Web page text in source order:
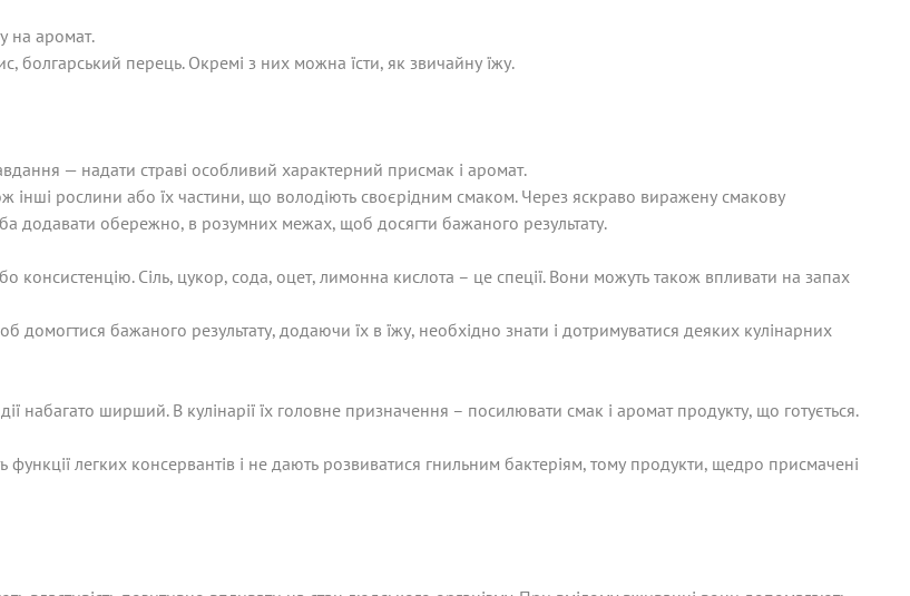
на аромат.
болгарський перець. Окремі з них можна їсти, як звичайну їжу.
— надати страві особливий характерний присмак і аромат.
рослини або їх частини, що володіють своєрідним смаком. Через яскраво виражену смакову
додавати обережно, в розумних межах, щоб досягти бажаного результату.
консистенцію. Сіль, цукор, сода, оцет, лимонна кислота – це спеції. Вони можуть також впливати на запах
бажаного результату, додаючи їх в їжу, необхідно знати і дотримуватися деяких кулінарних
набагато ширший. В кулінарії їх головне призначення – посилювати смак і аромат продукту, що готується.
легких консервантів і не дають розвиватися гнильним бактеріям, тому продукти, щедро присмачені